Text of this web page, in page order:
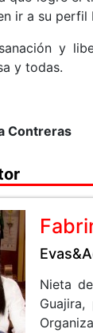
ir a su perfil
y
y todas.
Contreras
Nieta